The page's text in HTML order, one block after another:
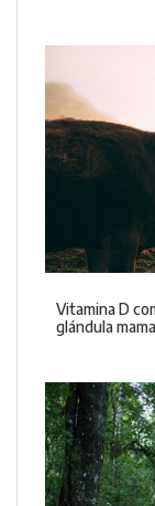
Vitamina D
glándula